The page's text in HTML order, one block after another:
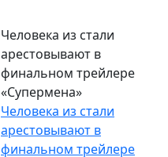
Человека из стали
арестовывают в
финальном трейлере
«Супермена»
Человека из стали
арестовывают в
финальном трейлере